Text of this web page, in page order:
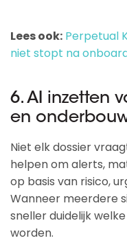
Lees ook: Perpetual
niet stopt na
6. AI inzetten
en
Niet elk dossier
helpen om alerts,
op basis van risico,
Wanneer meerdere
sneller duidelijk
worden.